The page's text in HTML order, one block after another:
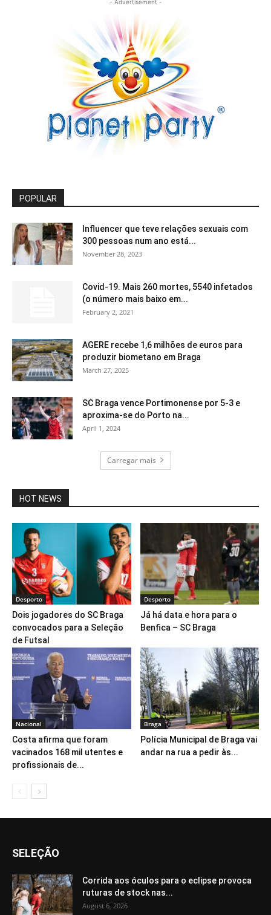
- Advertisement -
POPULAR
Influencer que teve relações sexuais com
300 pessoas num ano está...
November 28, 2023
Covid-19. Mais 260 mortes, 5540 infetados
(o número mais baixo em...
February 2, 2021
AGERE recebe 1,6 milhões de euros para
produzir biometano em Braga
March 27, 2025
SC Braga vence Portimonense por 5-3 e
aproxima-se do Porto na...
April 1, 2024
Carregar mais
HOT NEWS
Desporto
Dois jogadores do SC Braga
convocados para a Seleção
de Futsal
Desporto
Já há data e hora para o
Benfica – SC Braga
Nacional
Costa afirma que foram
vacinados 168 mil utentes e
profissionais de...
Braga
Polícia Municipal de Braga vai
andar na rua a pedir às...
SELEÇÃO
Corrida aos óculos para o eclipse provoca
ruturas de stock nas...
August 6, 2026